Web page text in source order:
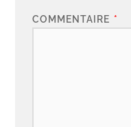
COMMENTAIRE *